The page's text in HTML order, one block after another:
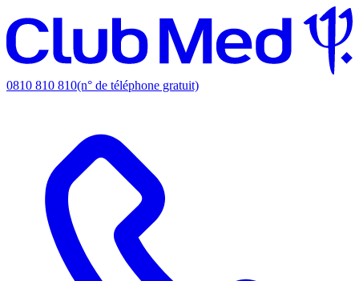
0810 810 810(n° de téléphone gratuit)